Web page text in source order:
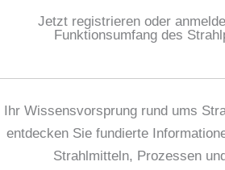
Jetzt registrieren oder
Funktionsumfang des
Ihr Wissensvorsprung rund ums
entdecken Sie fundierte
Strahlmitteln, Prozessen